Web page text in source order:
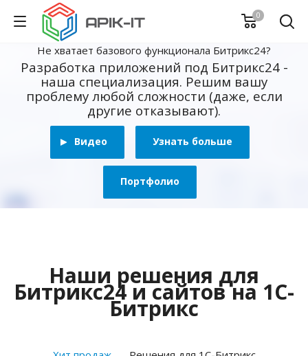
0
Не хватает базового функционала Битрикс24?
Разработка приложений под Битрикс24 -
наша специализация. Решим вашу
проблему любой сложности (даже, если
другие отказывают).
Видео Узнать больше
Портфолио
Наши решения для
Битрикс24 и сайтов на 1С-
Битрикс